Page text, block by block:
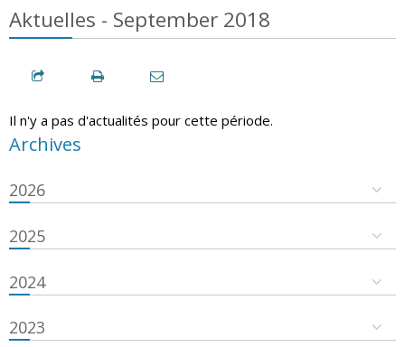
Aktuelles - September 2018
Il n'y a pas d'actualités pour cette période.
Archives
2026
2025
2024
2023